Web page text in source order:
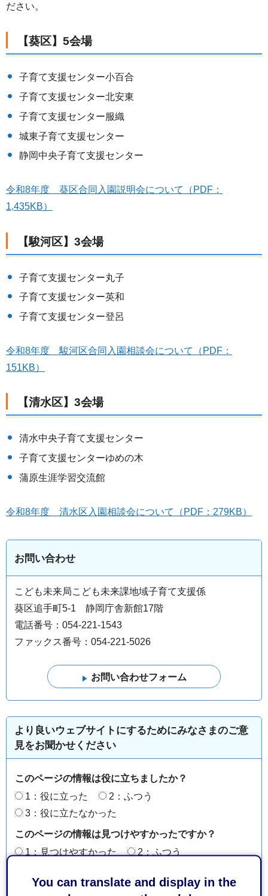
You can translate and display in the
ださい。
【葵区】5会場
子育て支援センター小百合
子育て支援センター北安東
子育て支援センター服織
城東子育て支援センター
静岡中央子育て支援センター
令和8年度 葵区合同入園説明会について（PDF：
1,435KB）
【駿河区】3会場
子育て支援センター丸子
子育て支援センター英和
子育て支援センター登呂
令和8年度 駿河区合同入園相談会について（PDF：
151KB）
【清水区】3会場
清水中央子育て支援センター
子育て支援センターゆめの木
蒲原生涯学習交流館
令和8年度 清水区入園相談会について（PDF：279KB）
お問い合わせ
こども未来局こども未来課地域子育て支援係
葵区追手町5-1 静岡庁舎新館17階
電話番号：054-221-1543
ファックス番号：054-221-5026
より良いウェブサイトにするためにみなさまのご意
見をお聞かせください
このページの情報は役に立ちましたか？
1：役に立った
2：ふつう
3：役に立たなかった
このページの情報は見つけやすかったですか？
1：見つけやすかった
2：ふつう